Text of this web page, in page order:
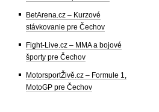
BetArena.cz – Kurzové
stávkovanie pre Čechov
Fight-Live.cz – MMA a bojové
športy pre Čechov
MotorsportŽivě.cz – Formule 1,
MotoGP pre Čechov